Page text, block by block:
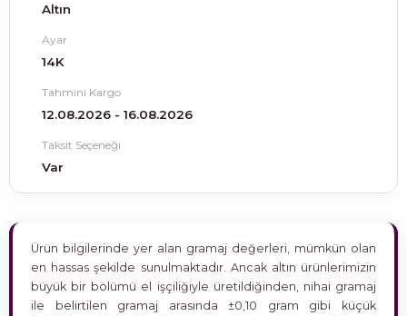
Altın
Ayar
14K
Tahmini Kargo
12.08.2026 - 16.08.2026
Taksit Seçeneği
Var
Ürün bilgilerinde yer alan gramaj değerleri, mümkün olan
en hassas şekilde sunulmaktadır. Ancak altın ürünlerimizin
büyük bir bölümü el işçiliğiyle üretildiğinden, nihai gramaj
ile belirtilen gramaj arasında ±0,10 gram gibi küçük